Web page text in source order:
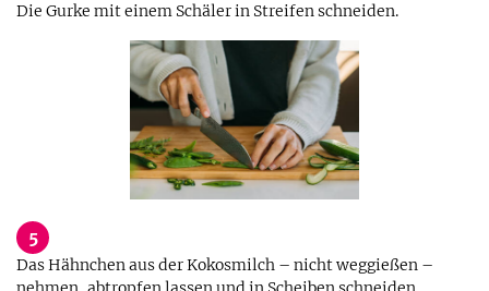
Die Gurke mit einem Schäler in Streifen schneiden.
5
Das Hähnchen aus der Kokosmilch – nicht weggießen –